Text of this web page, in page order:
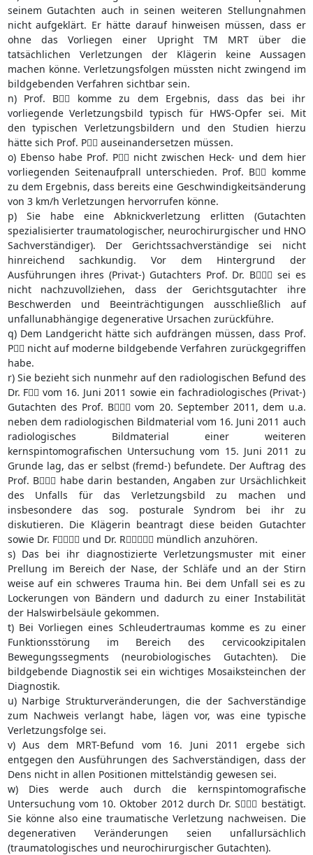
seinem Gutachten auch in seinen weiteren Stellungnahmen
nicht aufgeklärt. Er hätte darauf hinweisen müssen, dass er
ohne das Vorliegen einer Upright TM MRT über die
tatsächlichen Verletzungen der Klägerin keine Aussagen
machen könne. Verletzungsfolgen müssten nicht zwingend im
bildgebenden Verfahren sichtbar sein.
n) Prof. B komme zu dem Ergebnis, dass das bei ihr
vorliegende Verletzungsbild typisch für HWS-Opfer sei. Mit
den typischen Verletzungsbildern und den Studien hierzu
hätte sich Prof. P auseinandersetzen müssen.
o) Ebenso habe Prof. P nicht zwischen Heck- und dem hier
vorliegenden Seitenaufprall unterschieden. Prof. B komme
zu dem Ergebnis, dass bereits eine Geschwindigkeitsänderung
von 3 km/h Verletzungen hervorrufen könne.
p) Sie habe eine Abknickverletzung erlitten (Gutachten
spezialisierter traumatologischer, neurochirurgischer und HNO
Sachverständiger). Der Gerichtssachverständige sei nicht
hinreichend sachkundig. Vor dem Hintergrund der
Ausführungen ihres (Privat-) Gutachters Prof. Dr. B sei es
nicht nachzuvollziehen, dass der Gerichtsgutachter ihre
Beschwerden und Beeinträchtigungen ausschließlich auf
unfallunabhängige degenerative Ursachen zurückführe.
q) Dem Landgericht hätte sich aufdrängen müssen, dass Prof.
P nicht auf moderne bildgebende Verfahren zurückgegriffen
habe.
r) Sie bezieht sich nunmehr auf den radiologischen Befund des
Dr. F vom 16. Juni 2011 sowie ein fachradiologisches (Privat-)
Gutachten des Prof. B vom 20. September 2011, dem u.a.
neben dem radiologischen Bildmaterial vom 16. Juni 2011 auch
radiologisches Bildmaterial einer weiteren
kernspintomografischen Untersuchung vom 15. Juni 2011 zu
Grunde lag, das er selbst (fremd-) befundete. Der Auftrag des
Prof. B habe darin bestanden, Angaben zur Ursächlichkeit
des Unfalls für das Verletzungsbild zu machen und
insbesondere das sog. posturale Syndrom bei ihr zu
diskutieren. Die Klägerin beantragt diese beiden Gutachter
sowie Dr. F und Dr. R mündlich anzuhören.
s) Das bei ihr diagnostizierte Verletzungsmuster mit einer
Prellung im Bereich der Nase, der Schläfe und an der Stirn
weise auf ein schweres Trauma hin. Bei dem Unfall sei es zu
Lockerungen von Bändern und dadurch zu einer Instabilität
der Halswirbelsäule gekommen.
t) Bei Vorliegen eines Schleudertraumas komme es zu einer
Funktionsstörung im Bereich des cervicookzipitalen
Bewegungssegments (neurobiologisches Gutachten). Die
bildgebende Diagnostik sei ein wichtiges Mosaiksteinchen der
Diagnostik.
u) Narbige Strukturveränderungen, die der Sachverständige
zum Nachweis verlangt habe, lägen vor, was eine typische
Verletzungsfolge sei.
v) Aus dem MRT-Befund vom 16. Juni 2011 ergebe sich
entgegen den Ausführungen des Sachverständigen, dass der
Dens nicht in allen Positionen mittelständig gewesen sei.
w) Dies werde auch durch die kernspintomografische
Untersuchung vom 10. Oktober 2012 durch Dr. S bestätigt.
Sie könne also eine traumatische Verletzung nachweisen. Die
degenerativen Veränderungen seien unfallursächlich
(traumatologisches und neurochirurgischer Gutachten).